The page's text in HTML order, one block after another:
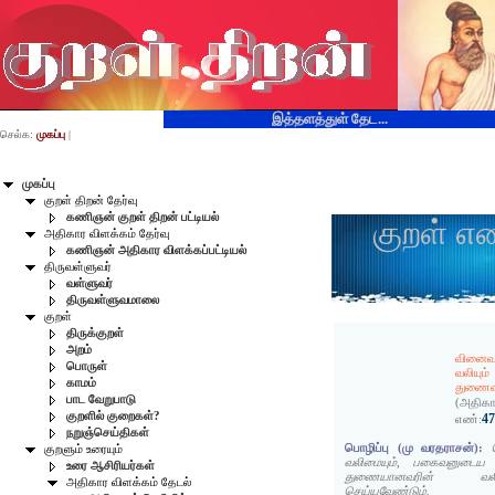
இத்தளத்துள் தேட...
முகப்பு
குறள் திறன் தேர்வு
கணிஞன் குறள் திறன் பட்டியல்
அதிகார விளக்கம் தேர்வு
கணிஞன் அதிகார விளக்கப்பட்டியல்
திருவள்ளுவர்
வள்ளுவர்
திருவள்ளுவமாலை
குறள்
திருக்குறள்
அறம்
பொருள்
காமம்
பாட வேறுபாடு
குறளில் குறைகள்?
நறுஞ்செய்திகள்
குறளும் உரையும்
உரை ஆசிரியர்கள்
அதிகார விளக்கம் தேடல்
செல்க: முகப்பு |
குறள்
வலியும்
எண்:
பொழிப்பு (மு வரதராசன்):
வலிமையும், பகைவனுடைய
துணையானவரின்
செய்யவேண்டும்.